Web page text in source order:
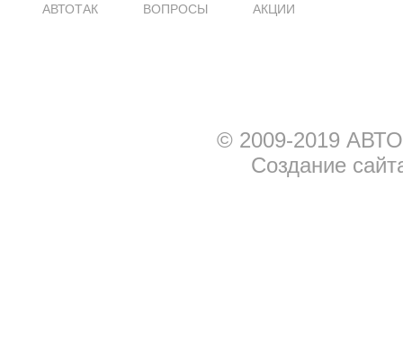
АВТОТАК ВОПРОСЫ АКЦИИ
© 2009-2019
Создание